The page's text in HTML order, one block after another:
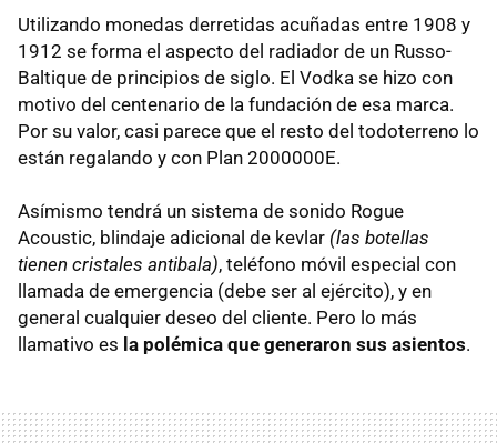
Utilizando monedas derretidas acuñadas entre 1908 y
1912 se forma el aspecto del radiador de un Russo-
Baltique de principios de siglo. El Vodka se hizo con
motivo del centenario de la fundación de esa marca.
Por su valor, casi parece que el resto del todoterreno lo
están regalando y con Plan 2000000E.
Asímismo tendrá un sistema de sonido Rogue
Acoustic, blindaje adicional de kevlar (las botellas
tienen cristales antibala), teléfono móvil especial con
llamada de emergencia (debe ser al ejército), y en
general cualquier deseo del cliente. Pero lo más
llamativo es la polémica que generaron sus asientos.